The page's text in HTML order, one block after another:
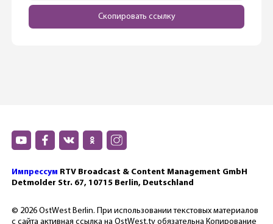
Скопировать ссылку
Импрессум RTV Broadcast & Content Management GmbH
Detmolder Str. 67, 10715 Berlin, Deutschland
© 2026 OstWest Berlin. При использовании текстовых материалов
с сайта активная ссылка на OstWest.tv обязательна Копирование